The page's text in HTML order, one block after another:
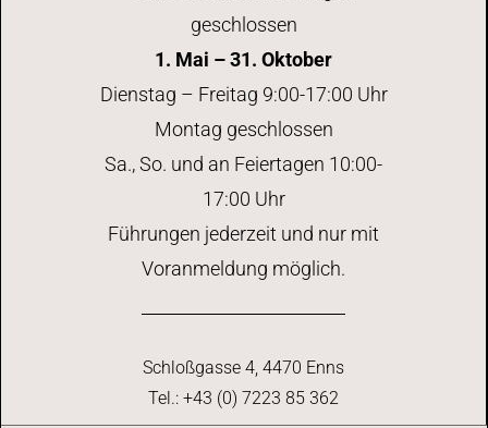
geschlossen
1. Mai – 31. Oktober
Dienstag – Freitag 9:00-17:00 Uhr
Montag geschlossen
Sa., So. und an Feiertagen 10:00-
17:00 Uhr
Führungen jederzeit und nur mit
Voranmeldung möglich.
Schloßgasse 4, 4470 Enns
Tel.: +43 (0) 7223 85 362